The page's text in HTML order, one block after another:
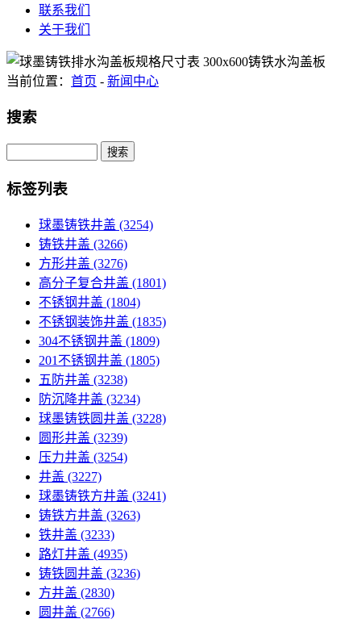
联系我们
关于我们
当前位置： 首页 - 新闻中心
搜索
Search
标签列表
球墨铸铁井盖 (3254)
铸铁井盖 (3266)
方形井盖 (3276)
高分子复合井盖 (1801)
不锈钢井盖 (1804)
不锈钢装饰井盖 (1835)
304不锈钢井盖 (1809)
201不锈钢井盖 (1805)
五防井盖 (3238)
防沉降井盖 (3234)
球墨铸铁圆井盖 (3228)
圆形井盖 (3239)
压力井盖 (3254)
井盖 (3227)
球墨铸铁方井盖 (3241)
铸铁方井盖 (3263)
铁井盖 (3233)
路灯井盖 (4935)
铸铁圆井盖 (3236)
方井盖 (2830)
圆井盖 (2766)